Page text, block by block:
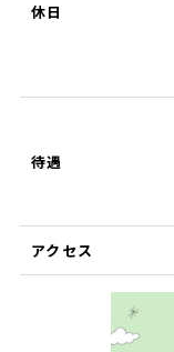
休日
待遇
アクセス